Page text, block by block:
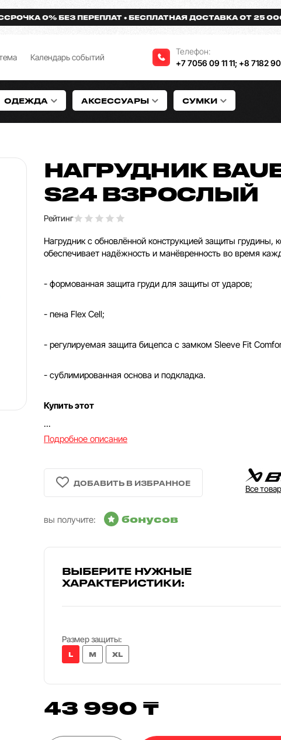
0% БЕЗ ПЕРЕПЛАТ БЕСПЛАТНАЯ ДОСТАВКА ОТ 25 000 ТГ
Календарь событий
Телефон:
+7 7056 09 11 11; +8 7182 90
ОДЕЖДА АКСЕССУАРЫ СУМКИ
НАГРУДНИК
S24 ВЗРОСЛЫЙ
Рейтинг
Нагрудник с обновлённой конструкцией защиты грудины,
обеспечивает надёжность и манёвренность во время
- формованная защита груди для защиты от ударов;
- пена Flex Cell;
- регулируемая защита бицепса с замком Sleeve Fit
- сублимированная основа и подкладка.
Купить этот
...
Подробное описание
Все
вы получите: бонусов
ВЫБЕРИТЕ НУЖНЫЕ
ХАРАКТЕРИСТИКИ:
Размер защиты:
L M XL
43 990 ₸